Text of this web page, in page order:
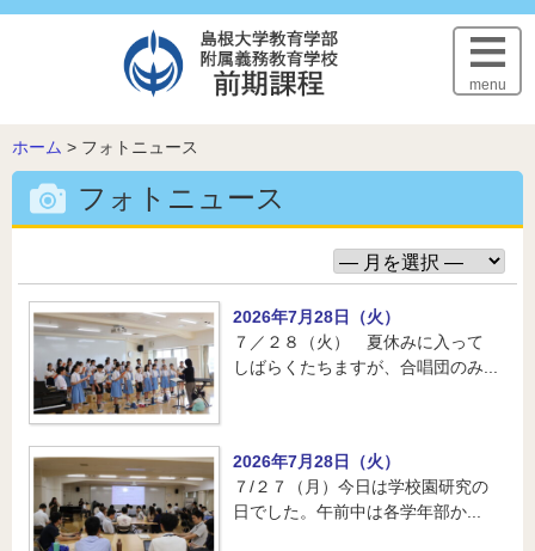
このページの本文へ
menu
こ
の
ー
ホーム > フォトニュース
フォトニュース
2026年7月28日（火）
７／２８（火） 夏休みに入って
しばらくたちますが、合唱団のみ...
2026年7月28日（火）
７/２７（月）今日は学校園研究の
日でした。午前中は各学年部か...